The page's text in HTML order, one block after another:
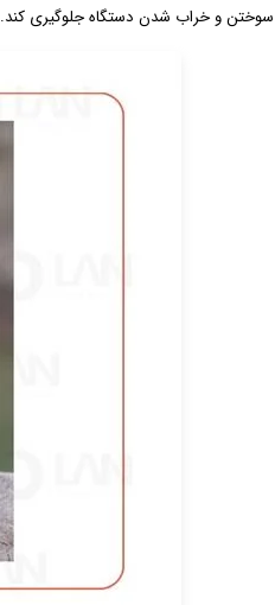
سوختن و خراب شدن دستگاه جلوگیری کند.